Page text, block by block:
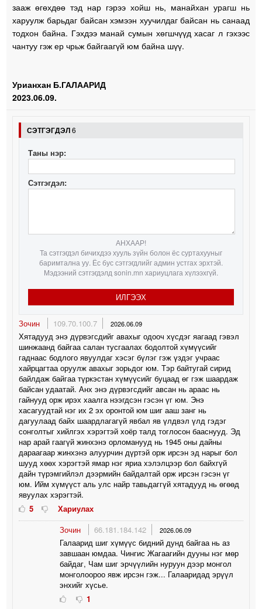
зааж өгөхдөө тэд нар гэрээ хойш нь, манайхан урагш нь
харуулж барьдаг байсан хэмээн хуучилдаг байсан нь санаад
тодхон байна. Гэхдээ манай сумын хөгшчүүд хасаг л гэхээс
чантуу гэж ер чрьж байгаагүй юм байна шүү.
Урианхан Б.ГАЛААРИД
2023.06.09.
СЭТГЭГДЭЛ6
Таны нэр:
Сэтгэгдэл:
АНХААР!
Та сэтгэгдэл бичихдээ хууль зүйн болон ёс суртахууныг
баримтална уу. Ёс бус сэтгэгдлийг админ устгах эрхтэй.
Мэдээний сэтгэгдэлд sonin.mn хариуцлага хүлээхгүй.
ИЛГЭЭХ
Зочин 109.70.100.7 2026.06.09
Хятадууд энэ дүрвэгсдийг авахыг одооч хүсдэг яагаад гэвэл
шинжаанд байгаа салан тусгаалах бодолтой хүмүүсийг
гаднаас бодлого явуулдаг хэсэг бүлэг гэж үздэг учраас
хайрцагтаа оруулж авахыг зорьдог юм. Тэр байтугай сирид
байлдаж байгаа түркэстан хүмүүсийг буцаад өг гэж шаардаж
байсан удаатай. Анх энэ дүрвэгсдийг авсан нь араас нь
гайнууд орж ирэх хаалга нээгдсэн гэсэн үг юм. Энэ
хасагуудтай нэг их 2 эх оронтой юм шиг ааш занг нь
дагуулаад байх шаардлагагүй явбал яв үлдвэл үлд гэдэг
сонголтыг хийлгэх хэрэгтэй хоёр талд тоглосон бааснууд. Эд
нар арай гаагүй жинхэнэ орломанууд нь 1945 оны дайны
дараагаар жинхэнэ алуурчин дүртэй орж ирсэн эд нарыг бол
шууд хөөх хэрэгтэй ямар нэг яриа хэлэлцээр бол байхгүй
дайн түрэмгийлэл дээрмийн байдалтай орж ирсэн гэсэн үг
юм. Ийм хүмүүст аль улс найр тавьдаггүй хятадууд нь өгөөд
явуулах хэрэгтэй.
5
Хариулах
Зочин
66.181.184.142 2026.06.09
Галаарид шиг хүмүүс бидний дунд байгаа нь аз
завшаан юмдаа. Чингис Жагаагийн дууны нэг мөр
байдаг, Чам шиг эрчүүлийн нуруун дээр монгол
монголоороо явж ирсэн гэж... Галааридад эрүүл
энхийг хүсье.
1